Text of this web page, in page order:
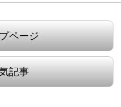
ページ
記事